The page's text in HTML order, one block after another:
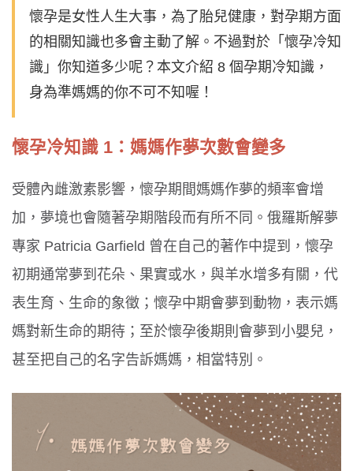
懷孕是女性人生大事，為了胎兒健康，對孕期方面
的相關知識也多會主動了解。不過對於「懷孕冷知
識」你知道多少呢？本文介紹 8 個孕期冷知識，
身為準媽媽的你不可不知喔！
懷孕冷知識 1：媽媽作夢次數會變多
受體內雌激素影響，懷孕期間媽媽作夢的頻率會增
加，夢境也會隨著孕期階段而有所不同。俄羅斯解夢
專家 Patricia Garfield 曾在自己的著作中提到，懷孕
初期通常夢到花朵、果實或水，與羊水增多有關，代
表生育、生命的象徵；懷孕中期會夢到動物，表示媽
媽對新生命的期待；至於懷孕後期則會夢到小嬰兒，
甚至把自己的名字告訴媽媽，相當特別。